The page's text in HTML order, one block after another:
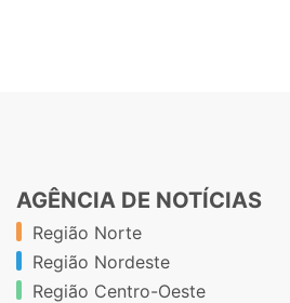
AGÊNCIA DE NOTÍCIAS
Região Norte
Região Nordeste
Região Centro-Oeste